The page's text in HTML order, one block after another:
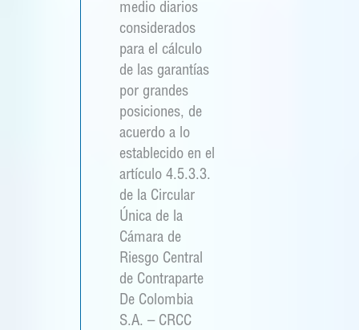
medio diarios
considerados
para el cálculo
de las garantías
por grandes
posiciones, de
acuerdo a lo
establecido en el
artículo 4.5.3.3.
de la Circular
Única de la
Cámara de
Riesgo Central
de Contraparte
De Colombia
S.A. – CRCC